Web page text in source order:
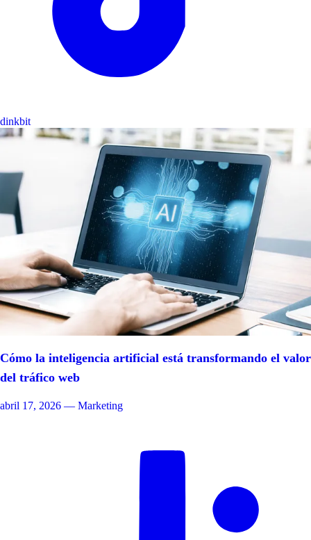
dinkbit
Cómo la inteligencia artificial está transformando el valor
del tráfico web
abril 17, 2026 — Marketing